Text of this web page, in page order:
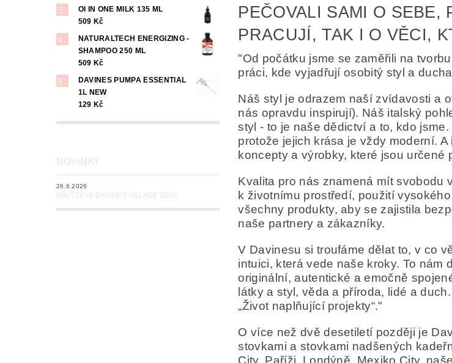
OI IN ONE MILK 135 ML
509 Kč
NATURALTECH ENERGIZING -
SHAMPOO 250 ML
509 Kč
DAVINES PUMPA ESSENTIAL
1L NEW
129 Kč
NOVINKY
26.6.2026
NÁVŠTĚVA DAVINES VILLAGE 2026
PEČOVALI SAMI O SEBE,
PRACUJÍ, TAK I O VĚCI,
"Od počátku jsme se zaměřili na
práci, kde vyjadřují osobitý styl a
Náš styl je odrazem naší zvídavosti a
nás opravdu inspirují). Náš italský
styl - to je naše dědictví a to, kdo
protože jejich krása je vždy moderní.
koncepty a výrobky, které jsou
Kvalita pro nás znamená mít svobodu
k životnímu prostředí, použití
všechny produkty, aby se zajistila
naše partnery a zákazníky.
V Davinesu si troufáme dělat to, v co
intuici, která vede naše kroky. To nám
originální, autentické a emočně
látky a styl, věda a příroda, lidé a
„Život naplňující projekty“."
O více než dvě desetiletí později je
stovkami a stovkami nadšených